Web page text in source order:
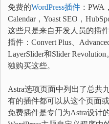
免费的WordPress插件 ：PWA
Calendar，Yoast SEO，
这些只是来自开发人员的插
插件：Convert Plus、
LayerSlider和Slider
独购买这些。
Astra选项页面中列出了总共
有的插件都可以从这个页面
免费插件是专门为Astra设计